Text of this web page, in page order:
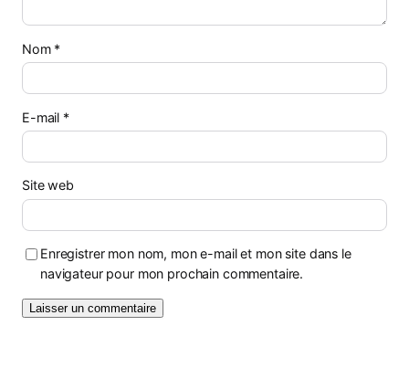
Nom *
E-mail *
Site web
Enregistrer mon nom, mon e-mail et mon site dans le
navigateur pour mon prochain commentaire.